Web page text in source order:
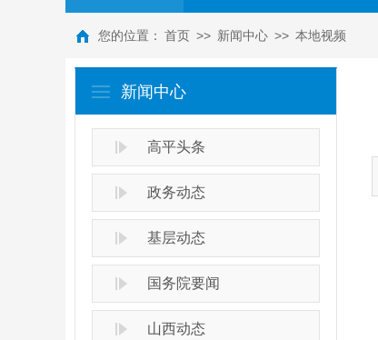
您的位置： 首页 >> 新闻中心 >> 本地视频
新闻中心
高平头条
政务动态
基层动态
国务院要闻
山西动态